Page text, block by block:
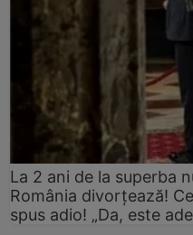
La 2 ani de la superba
România divorțează!
spus adio! „Da, este